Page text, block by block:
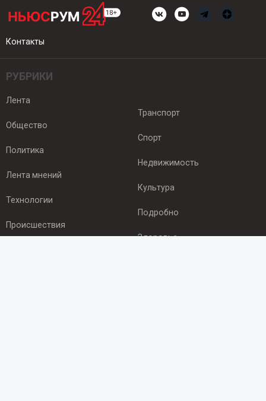
Контакты
РУБРИКИ
Лента
Общество
Политика
Лента мнений
Технологии
Происшествия
Транспорт
Спорт
Недвижимость
Культура
Подробно
Здоровье